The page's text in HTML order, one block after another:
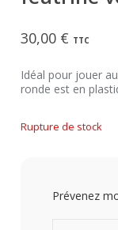
30,00 € TTC
Idéal pour jouer
ronde est en
Rupture de stock
Prévenez